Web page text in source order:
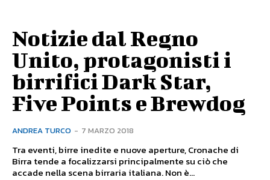
Notizie dal Regno
Unito, protagonisti i
birrifici Dark Star,
Five Points e Brewdog
ANDREA TURCO - 7 MARZO 2018
Tra eventi, birre inedite e nuove aperture, Cronache di
Birra tende a focalizzarsi principalmente su ciò che
accade nella scena birraria italiana. Non è...